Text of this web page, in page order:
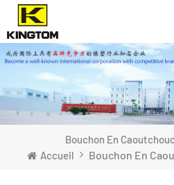
Bouchon En
Accueil
Bouchon En